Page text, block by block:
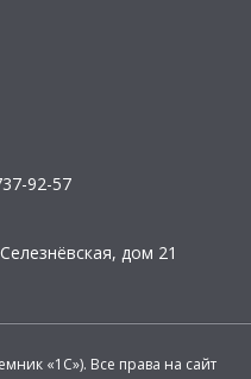
92-57
дом 21
«1С»). Все права на сайт